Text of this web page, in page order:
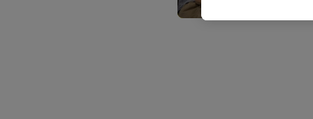
Kaufverhalten in den
genauen